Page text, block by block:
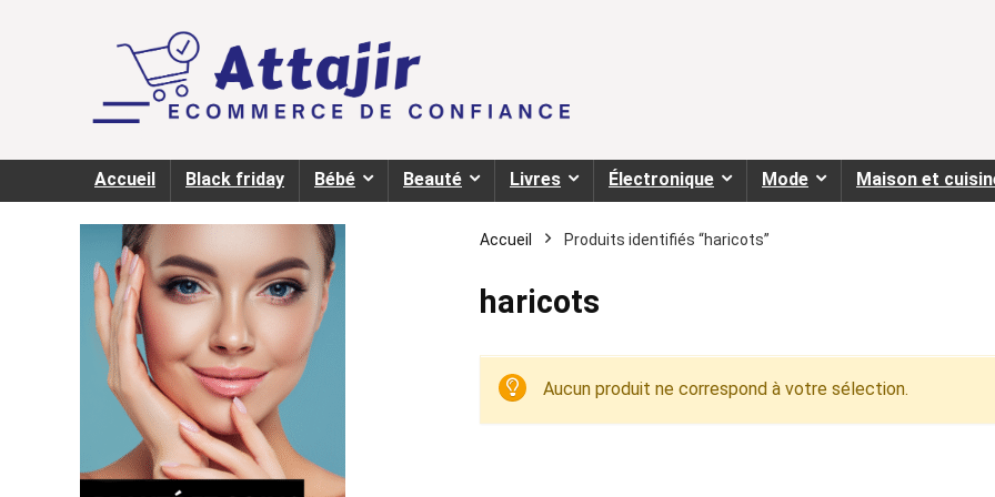
Accueil Black friday Bébé Beauté Livres Électronique Mode Maison et
Accueil Produits identifiés “haricots”
haricots
Aucun produit ne correspond à votre sélection.